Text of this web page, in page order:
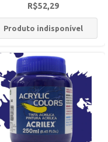
R$52,29
Produto indisponível